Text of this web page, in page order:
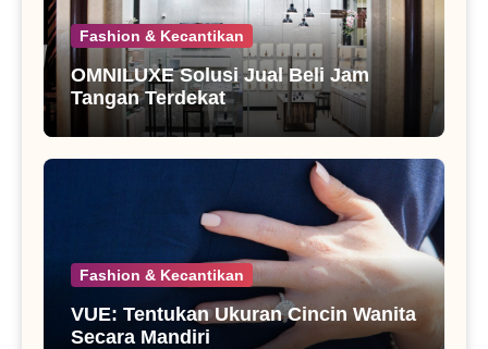
Fashion & Kecantikan
OMNILUXE Solusi Jual Beli Jam
Tangan Terdekat
Fashion & Kecantikan
VUE: Tentukan Ukuran Cincin Wanita
Secara Mandiri